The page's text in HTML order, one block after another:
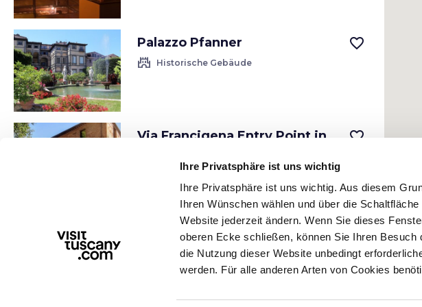
Ihre Privatsphäre ist uns wichtig
Ihre Privatsphäre ist uns wichtig. Aus diesem
Ihren Wünschen wählen und über die
Website jederzeit ändern. Wenn Sie dieses
oberen Ecke schließen, können Sie Ihren
die Nutzung dieser Website unbedingt
werden. Für alle anderen Arten von Cookies
Palazzo Pfanner
castle Historische Gebäude
favorite_border
Via Francigena Entry Point in
Historische Gebäude
favorite_border
Museo del Risorgimento in
favorite_border